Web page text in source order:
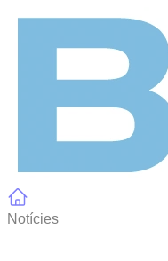
Notícies